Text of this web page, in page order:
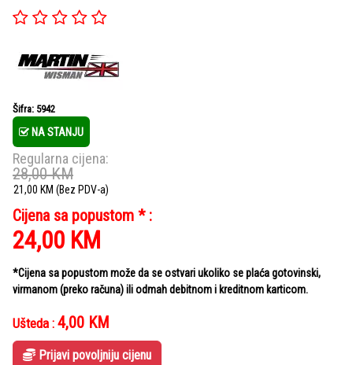
Šifra: 5942
NA STANJU
Regularna cijena:
28,00KM
21,00 KM (Bez PDV-a)
Cijena sa popustom * :
24,00 KM
*Cijena sa popustom može da se ostvari ukoliko se plaća gotovinski,
virmanom (preko računa) ili odmah debitnom i kreditnom karticom.
Ušteda : 4,00 KM
Prijavi povoljniju cijenu